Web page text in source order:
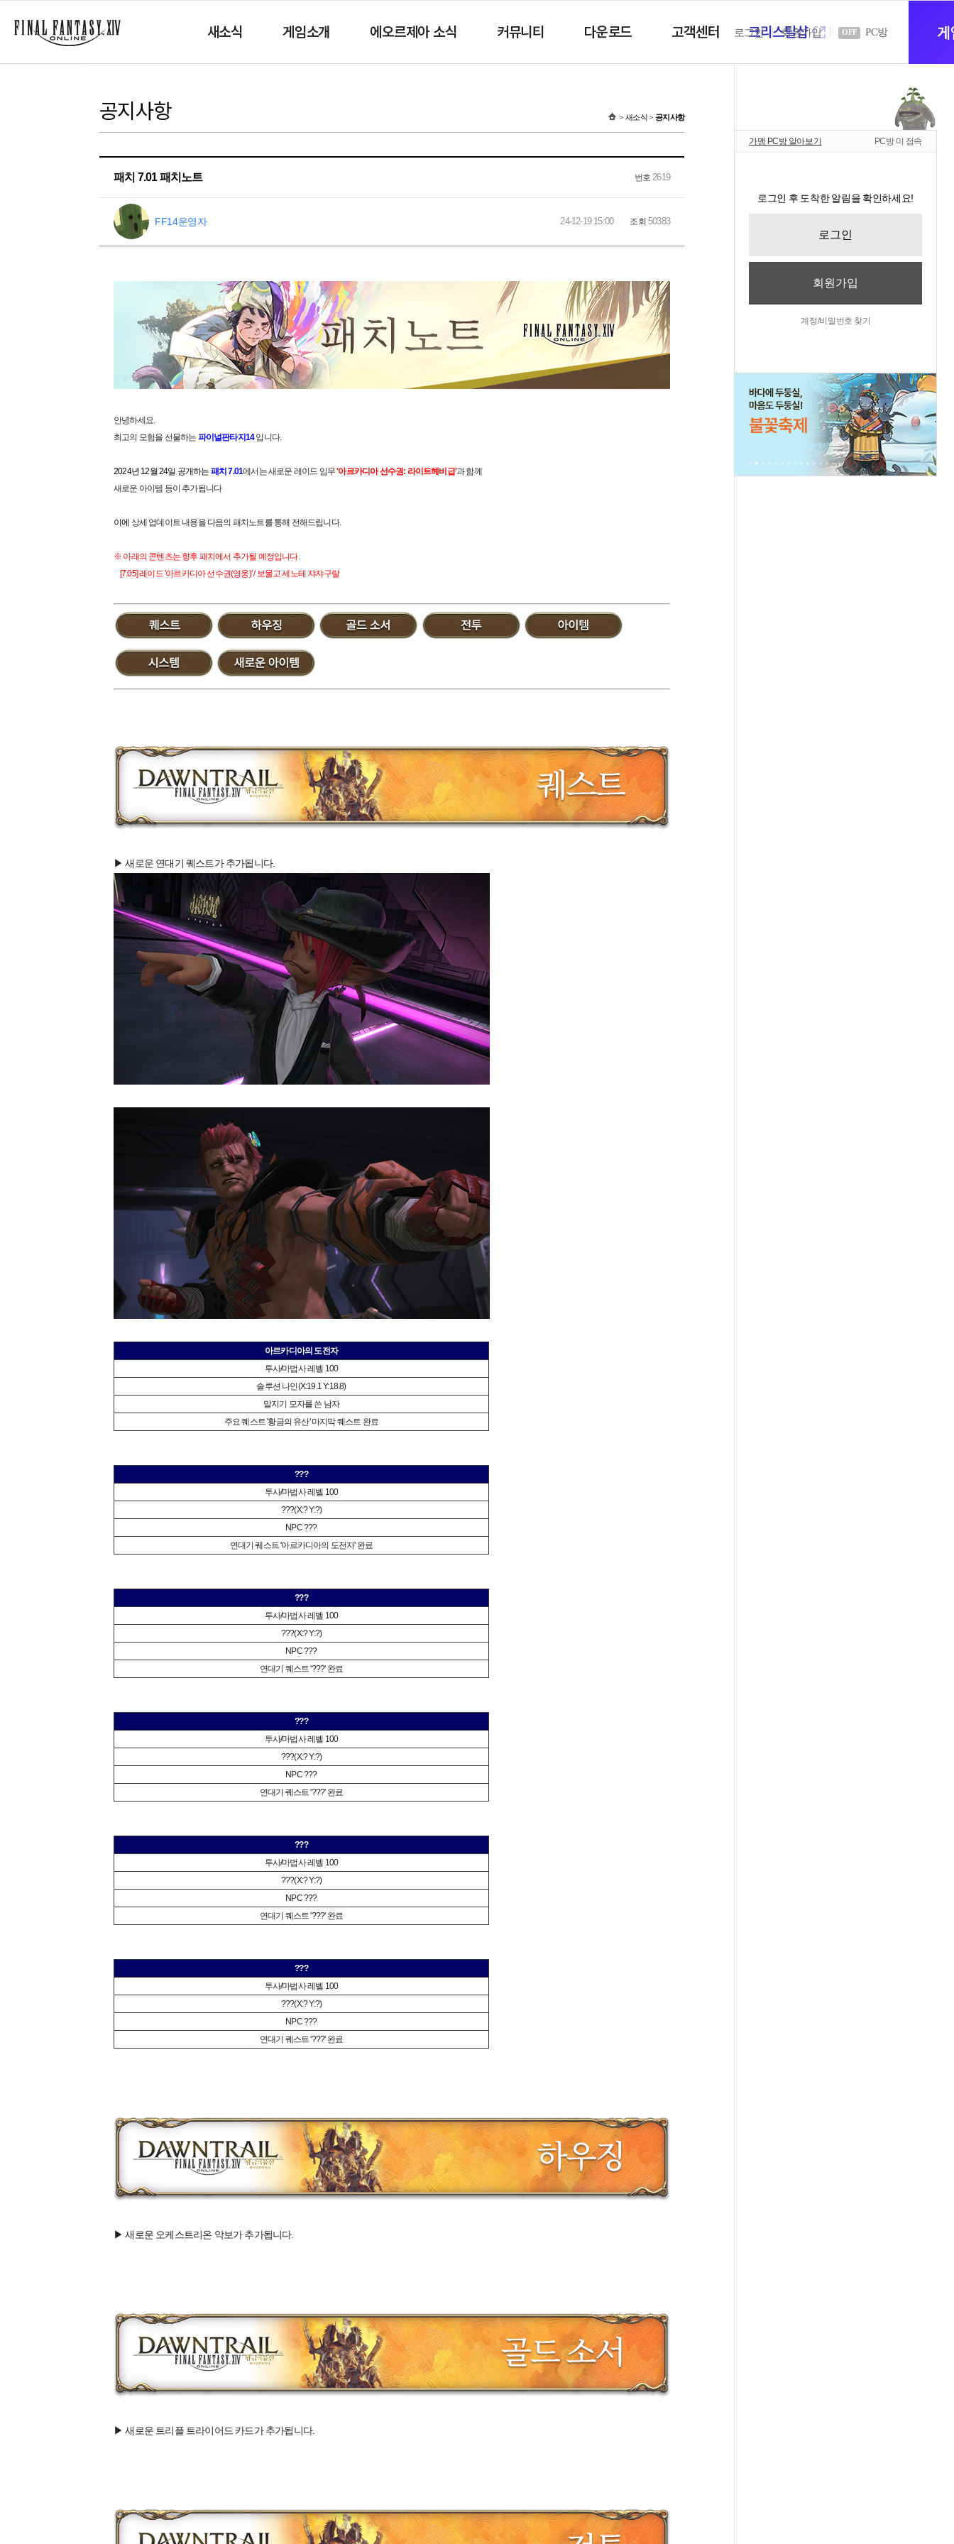
새소식 게임소개 에오르제아 소식 커뮤니티 다운로드 고객센터 크리스탈샵새
로그인 회원가입 OFF PC방
공지사항 새소식 공지사항
패치 7.01 패치노트 번호 2619
FF14운영자 24-12-19 15:00 조회 50383
안녕하세요.
최고의 모험을 선물하는 파이널판타지14입니다.
2024년 12월 24일 공개하는 패치 7.01에서는 새로운 레이드 임무'아르카디아 선수권: 라이트헤비급'과 함께
새로운 아이템 등이 추가됩니다
이에 상세 업데이트 내용을 다음의 패치노트를 통해 전해드립니다.
※ 아래의 콘텐츠는 향후 패치에서 추가될 예정입니다.
[7.05] 레이드 '아르카디아 선수권(영웅)' / 보물고 세노테 쟈쟈구랄
▶ 새로운 연대기 퀘스트가 추가됩니다.
아르카디아의 도전자
투사/마법사 레벨 100
솔루션 나인(X:19.1 Y:18.8)
말지기 모자를 쓴 남자
주요 퀘스트 '황금의 유산' 마지막 퀘스트 완료
???
투사/마법사 레벨 100
???(X:? Y:?)
NPC ???
연대기 퀘스트 '아르카디아의 도전자' 완료
???
투사/마법사 레벨 100
???(X:? Y:?)
NPC ???
연대기 퀘스트 '???' 완료
???
투사/마법사 레벨 100
???(X:? Y:?)
NPC ???
연대기 퀘스트 '???' 완료
???
투사/마법사 레벨 100
???(X:? Y:?)
NPC ???
연대기 퀘스트 '???' 완료
???
투사/마법사 레벨 100
???(X:? Y:?)
NPC ???
연대기 퀘스트 '???' 완료
▶ 새로운 오케스트리온 악보가 추가됩니다.
▶ 새로운 트리플 트라이어드 카드가 추가됩니다.
가맹 PC방 알아보기 PC방 미 접속
로그인 후 도착한 알림을 확인하세요!
로그인
회원가입
계정/비밀번호 찾기